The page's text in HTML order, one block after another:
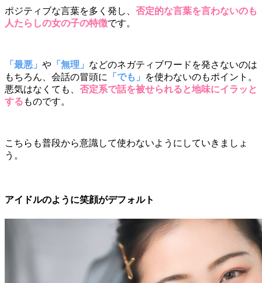
ポジティブな言葉を多く発し、 否定的な言葉を言わないのも
人たらしの女の子の特徴です。
「最悪」 や 「無理」 などのネガティブワードを発さないのは
もちろん、会話の冒頭に
「でも」
を使わないのもポイント。
悪気はなくても、 否定系で話を被せられると地味にイラッと
する ものです。
こちらも普段から意識して使わないようにしていきましょ
う。
アイドルのように笑顔がデフォルト